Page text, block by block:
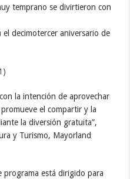
temprano se divirtieron con
decimotercer aniversario de
la intención de aprovechar
el compartir y la
la diversión gratuita”,
y Turismo, Mayorland
programa está dirigido para